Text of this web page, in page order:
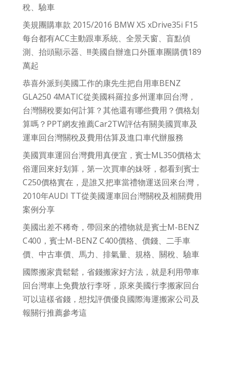
稅、驗車
美規團購車款 2015/2016 BMW X5 xDrive35i F15
每台都有ACC主動跟車系統、全景天窗、盲點偵
測、抬頭顯示器、!!!美國自辦進口外匯車團購價189
萬起
恭喜外派到美國工作的康先生把自用車BENZ
GLA250 4MATIC從美國科羅拉多州運車回台灣，
台灣關稅要如何計算？其他還有哪些費用？價格划
算嗎？PPT網友推薦Car2TW評估有關美國買車及
運車回台灣關稅及費用估算及進口車代辦服務
美國買車運回台灣費用真便宜，賓士ML350價格太
俗運回來好划算，第一次買車的妹呀，都看到賓士
C250價格實在，是誰又把車當禮物運送回來台灣，
2010年AUDI TT從美國運車回台灣關稅及相關費用
案例分享
美國出差不稀奇，帶回來的禮物就是賓士M-BENZ
C400，賓士M-BENZ C400價格、價錢、二手車
價、中古車價、馬力、排氣量、規格、關稅、驗車
國際搬家貴鬆鬆，省錢搬家好方法，就是利用帶車
回台灣車上免費放行李呀，原來美國行李搬家回台
可以這樣省錢，想找評價優良國際海運搬家公司及
報關行推薦參考這